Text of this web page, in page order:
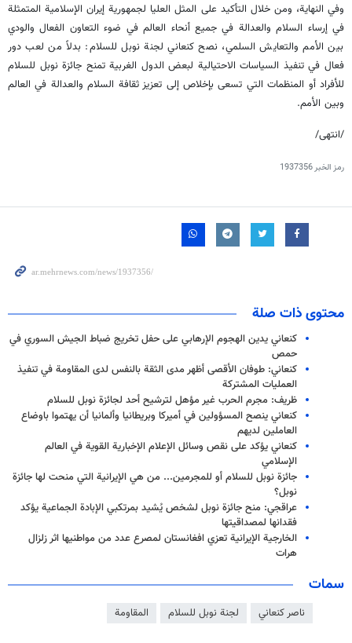
وفي النهاية، ومن خلال التأكيد على المثل العليا لجمهورية إيران الإسلامية المتمثلة
في إرساء السلام والعدالة في جميع أنحاء العالم في ضوء التعاون الفعال والودي
بين الأمم والتعايش السلمي، نصح كنعاني لجنة نوبل للسلام: بدلاً من لعب دور
فعال في تنفيذ السياسات الاحتيالية لبعض الدول الغربية تمنح جائزة نوبل للسلام
للأفراد أو المنظمات التي تسعى بإخلاص إلى تعزيز ثقافة السلام والعدالة في العالم
وبين الأمم.
/انتهى/
رمز الخبر1937356
محتوى ذات صلة
كنعاني يدين الهجوم الإرهابي على حفل تخريج ضباط الجيش السوري في
حمص
كنعاني: طوفان الأقصى أظهر مدى الثقة بالنفس لدى المقاومة في تنفيذ
العمليات المشتركة
ظريف: مجرم الحرب غير مؤهل لترشيح أحد لجائزة نوبل للسلام
كنعاني ینصح المسؤولين في أميركا وبريطانيا وألمانيا أن يهتموا باوضاع
العاملين لديهم
كنعاني یؤكد على نقص وسائل الإعلام الإخبارية القوية في العالم
الإسلامي
جائزة نوبل للسلام أو للمجرمين... من هي الإيرانية التي منحت لها جائزة
نوبل؟
عراقجي: منح جائزة نوبل لشخص يُشيد بمرتكبي الإبادة الجماعية يؤكد
فقدانها لمصداقيتها
الخارجية الإيرانية تعزي افغانستان لمصرع عدد من مواطنيها اثر زلزال
هرات
سمات
ناصر كنعاني لجنة نوبل للسلام المقاومة